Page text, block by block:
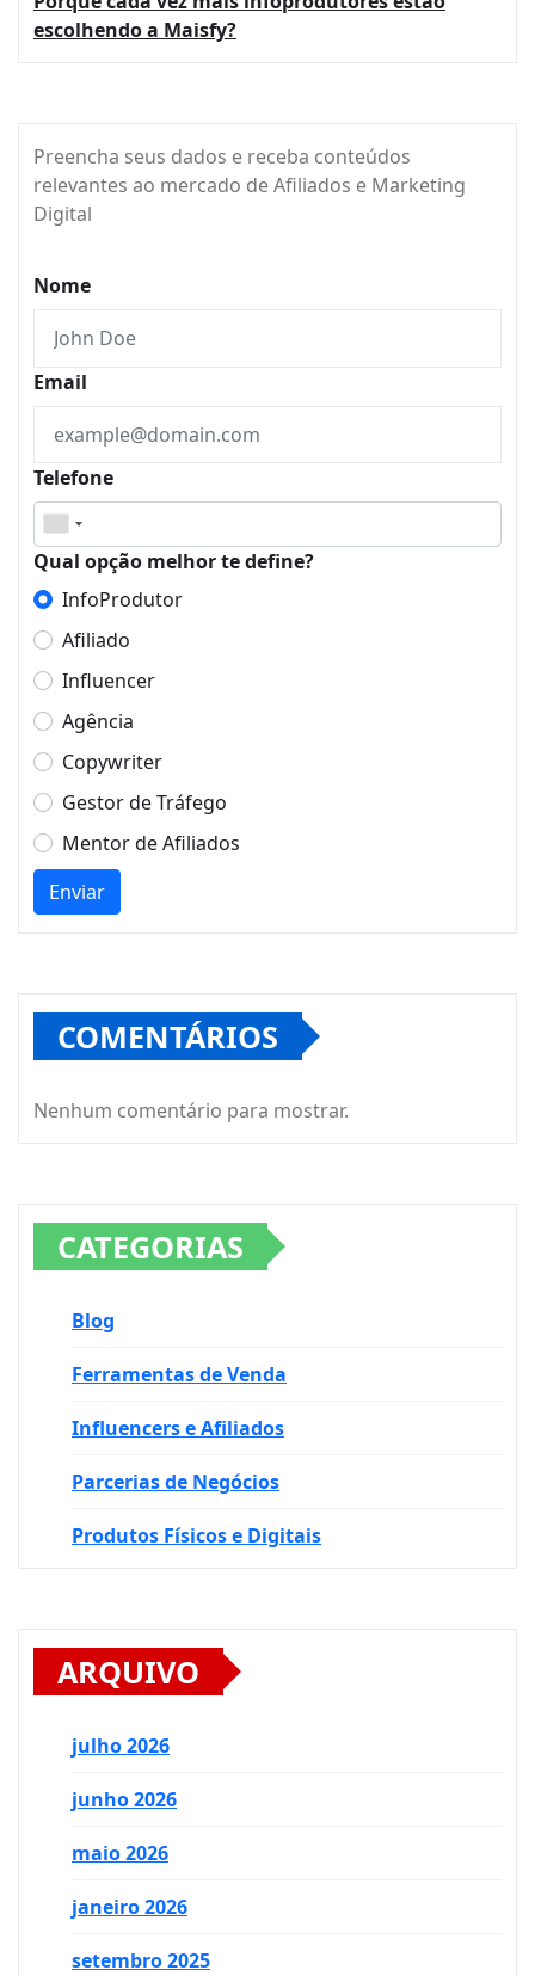
escolhendo a Maisfy?
Preencha seus dados e receba conteúdos
relevantes ao mercado de Afiliados e Marketing
Digital
Nome
Email
Telefone
Qual opção melhor te define?
InfoProdutor
Afiliado
Influencer
Agência
Copywriter
Gestor de Tráfego
Mentor de Afiliados
Enviar
COMENTÁRIOS
Nenhum comentário para mostrar.
CATEGORIAS
Blog
Ferramentas de Venda
Influencers e Afiliados
Parcerias de Negócios
Produtos Físicos e Digitais
ARQUIVO
julho 2026
junho 2026
maio 2026
janeiro 2026
setembro 2025